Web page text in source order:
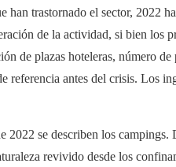
han trastornado el sector, 2022
de la actividad, si bien los
de plazas hoteleras, número
referencia antes del crisis. Los
2022 se describen los
revivido desde los